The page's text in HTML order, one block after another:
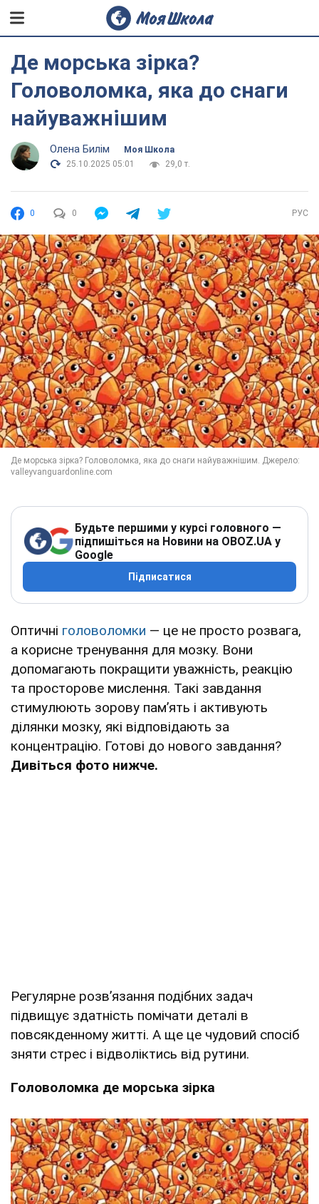
Де морська зірка?
Головоломка, яка до снаги
найуважнішим
Олена Билім
Моя Школа
25.10.2025 05:01
29,0 т.
0 0 РУС
Будьте першими у курсі головного —
підпишіться на Новини на OBOZ.UA у
Google
Підписатися
Оптичні головоломки — це не просто розвага,
а корисне тренування для мозку. Вони
допомагають покращити уважність, реакцію
та просторове мислення. Такі завдання
стимулюють зорову пам’ять і активують
ділянки мозку, які відповідають за
концентрацію. Готові до нового завдання?
Дивіться фото нижче.
Регулярне розв’язання подібних задач
підвищує здатність помічати деталі в
повсякденному житті. А ще це чудовий спосіб
зняти стрес і відволіктись від рутини.
Головоломка де морська зірка